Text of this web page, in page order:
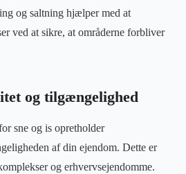
og saltning hjælper med at
ved at sikre, at områderne forbliver
og tilgængelighed
sne og is opretholder
af din ejendom. Dette er
og erhvervsejendomme.